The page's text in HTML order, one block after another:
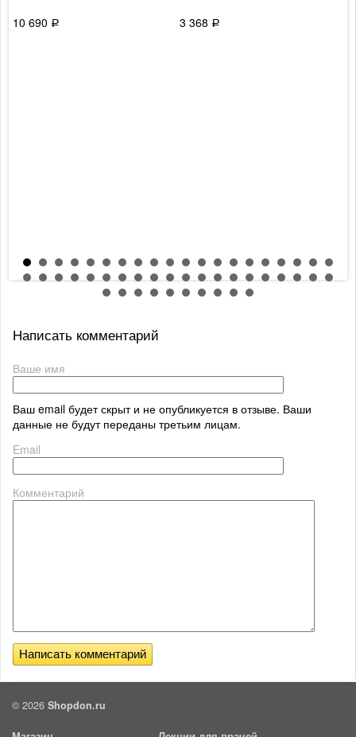
10 690 Р
3 368 Р
Написать комментарий
Ваше имя
Ваш email будет скрыт и не опубликуется в отзыве. Ваши
данные не будут переданы третьим лицам.
Email
Комментарий
© 2026 Shopdon.ru